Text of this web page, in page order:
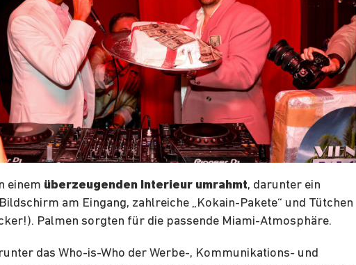
einem überzeugenden Interieur umrahmt, darunter ein
am Eingang, zahlreiche „Kokain-Pakete“ und Tütchen
Palmen sorgten für die passende Miami-Atmosphäre.
das Who-is-Who der Werbe-, Kommunikations- und